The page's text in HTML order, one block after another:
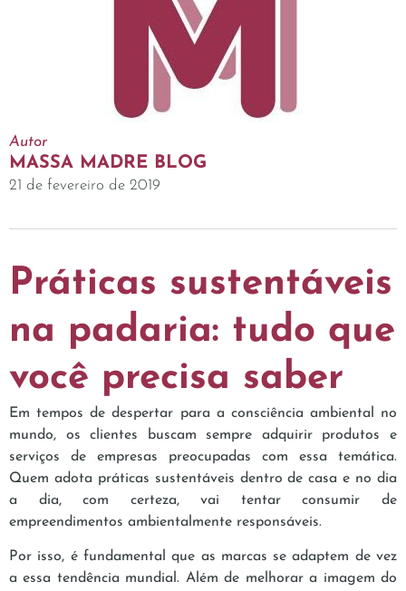
Autor
MASSA MADRE BLOG
21 de fevereiro de 2019
Práticas sustentáveis
na padaria: tudo que
você precisa saber
Em tempos de despertar para a consciência ambiental no
mundo, os clientes buscam sempre adquirir produtos e
serviços de empresas preocupadas com essa temática.
Quem adota práticas sustentáveis dentro de casa e no dia
a dia, com certeza, vai tentar consumir de
empreendimentos ambientalmente responsáveis.
Por isso, é fundamental que as marcas se adaptem de vez
a essa tendência mundial. Além de melhorar a imagem do